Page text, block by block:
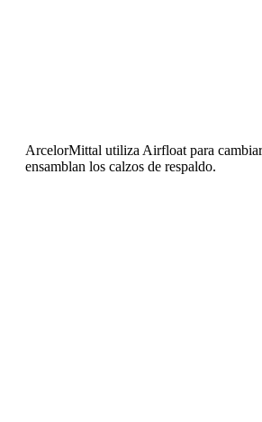
ArcelorMittal utiliza Airfloat para
ensamblan los calzos de respaldo.